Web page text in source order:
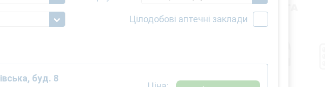
Цілодобові аптечні заклади
буд. 8